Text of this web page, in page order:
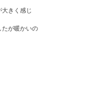
きく感じ
たが暖かいの